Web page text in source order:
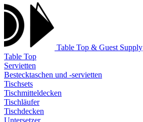
Table Top & Guest Supply
Table Top
Servietten
Bestecktaschen und -servietten
Tischsets
Tischmitteldecken
Tischläufer
Tischdecken